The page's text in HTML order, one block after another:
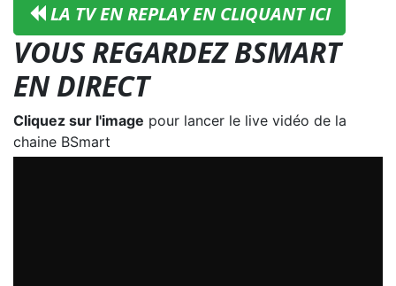
LA TV EN REPLAY EN CLIQUANT ICI
VOUS REGARDEZ BSMART
EN DIRECT
Cliquez sur l'image pour lancer le live vidéo de la
chaine BSmart